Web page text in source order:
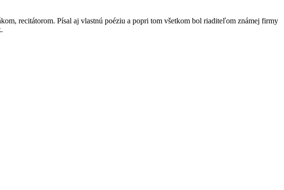
recitátorom. Písal aj vlastnú poéziu a popri tom všetkom bol riaditeľom známej firmy